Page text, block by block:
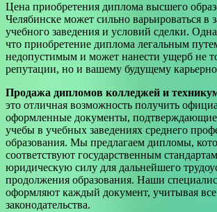
Цена приобретения диплома высшего
Челябинске может сильно варьироваться в
учебного заведения и условий сделки.
что приобретение диплома легальным
недопустимым и может нанести ущерб не
репутации, но и вашему будущему
Продажа дипломов колледжей и
это отличная возможность получить
оформленные документы,
учебы в учебных заведениях среднего
образования. Мы предлагаем дипломы,
соответствуют государственным
юридическую силу для дальнейшего
продолжения образования. Наши
оформляют каждый документ, учитывая все
законодательства.